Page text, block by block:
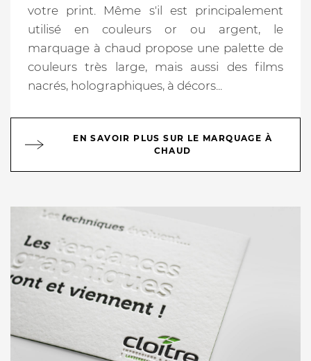
EN SAVOIR PLUS SUR LE MARQUAGE À
CHAUD
votre print. Même s'il est principalement
utilisé en couleurs or ou argent, le
marquage à chaud propose une palette de
couleurs très large, mais aussi des films
nacrés, holographiques, à décors...